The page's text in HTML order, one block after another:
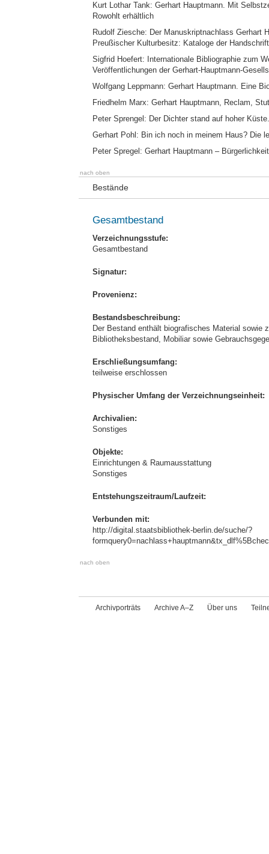
Kurt Lothar Tank: Gerhart Hauptmann. Mit
Rowohlt erhältlich
Rudolf Ziesche: Der Manuskriptnachlass Gerhart
Preußischer Kulturbesitz: Kataloge der
Sigfrid Hoefert: Internationale Bibliographie zum
Veröffentlichungen der Gerhart-Hauptmann-
Wolfgang Leppmann: Gerhart Hauptmann. Eine
Friedhelm Marx: Gerhart Hauptmann, Reclam,
Peter Sprengel: Der Dichter stand auf hoher
Gerhart Pohl: Bin ich noch in meinem Haus? Die
Peter Spregel: Gerhart Hauptmann –
nach oben
Bestände
Gesamtbestand
Verzeichnungsstufe:
Gesamtbestand
Signatur:
Provenienz:
Bestandsbeschreibung:
Der Bestand enthält biografisches Material sowie
Bibliotheksbestand, Mobiliar sowie
Erschließungsumfang:
teilweise erschlossen
Physischer Umfang der Verzeichnungseinheit:
Archivalien:
Sonstiges
Objekte:
Einrichtungen & Raumausstattung
Sonstiges
Entstehungszeitraum/Laufzeit:
Verbunden mit:
http://digital.staatsbibliothek-berlin.de/suche/?
nach oben
Archivporträts Archive A–Z Über uns